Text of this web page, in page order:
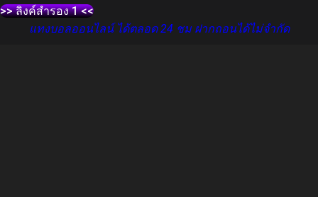
>> ลิงค์สำรอง 1 <<
แทงบอลออนไลน์ ได้ตลอด 24 ชม ฝากถอนได้ไม่จำกัด